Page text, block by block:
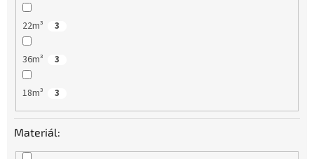
22m³ 3
36m³ 3
18m³ 3
Materiál: